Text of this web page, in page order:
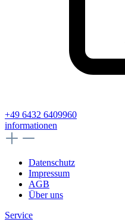
+49 6432 6409960
informationen
Datenschutz
Impressum
AGB
Über uns
Service